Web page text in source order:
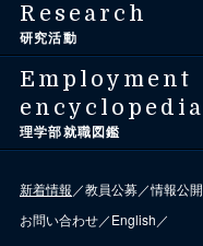
Research
研究活動
Employment
encyclopedia
理学部就職図鑑
新着情報 教員公募
情報公開
お問い合わせ
English